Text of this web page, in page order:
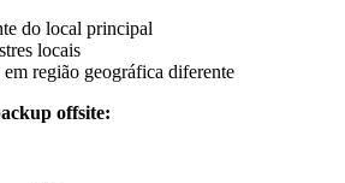
do local principal
locais
região geográfica diferente
offsite: